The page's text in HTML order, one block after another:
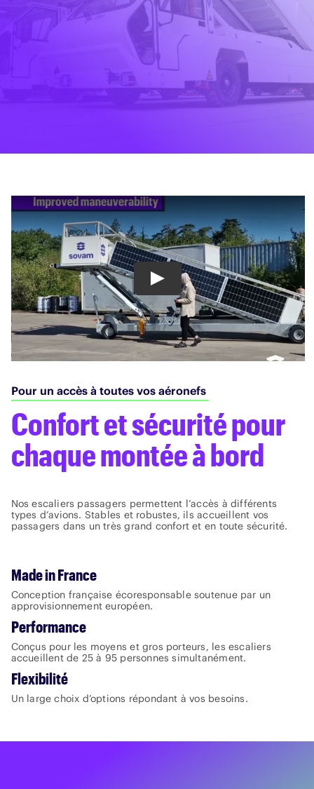
Pour un accès à toutes vos aéronefs
Confort et sécurité pour
chaque montée à bord
Nos escaliers passagers permettent l’accès à différents
types d’avions. Stables et robustes, ils accueillent vos
passagers dans un très grand confort et en toute sécurité.
Made in France
Conception française écoresponsable soutenue par un
approvisionnement européen.
Performance
Conçus pour les moyens et gros porteurs, les escaliers
accueillent de 25 à 95 personnes simultanément.
Flexibilité
Un large choix d’options répondant à vos besoins.